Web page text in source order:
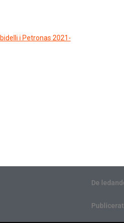
i Petronas 2021-
De
Publicerat